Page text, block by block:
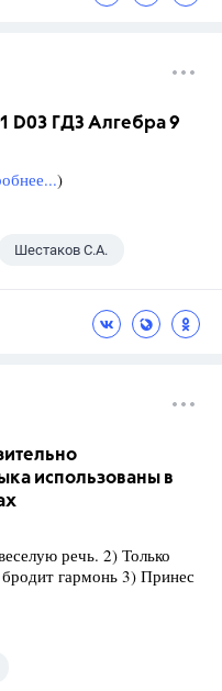
D03 ГДЗ Алгебра 9
)
Шестаков С.А.
использованы в
речь. 2) Только
гармонь 3) Принес